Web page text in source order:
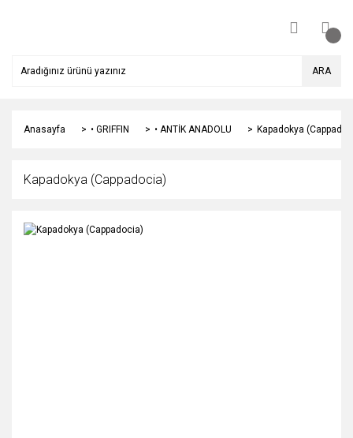
ARA
Anasayfa • GRIFFIN • ANTİK ANADOLU Kapadokya
Kapadokya (Cappadocia)